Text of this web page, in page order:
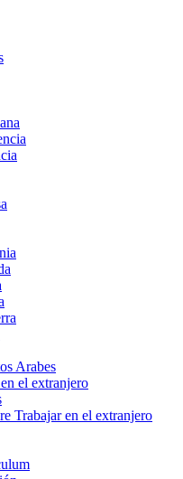
Arabes
el extranjero
Trabajar en el extranjero